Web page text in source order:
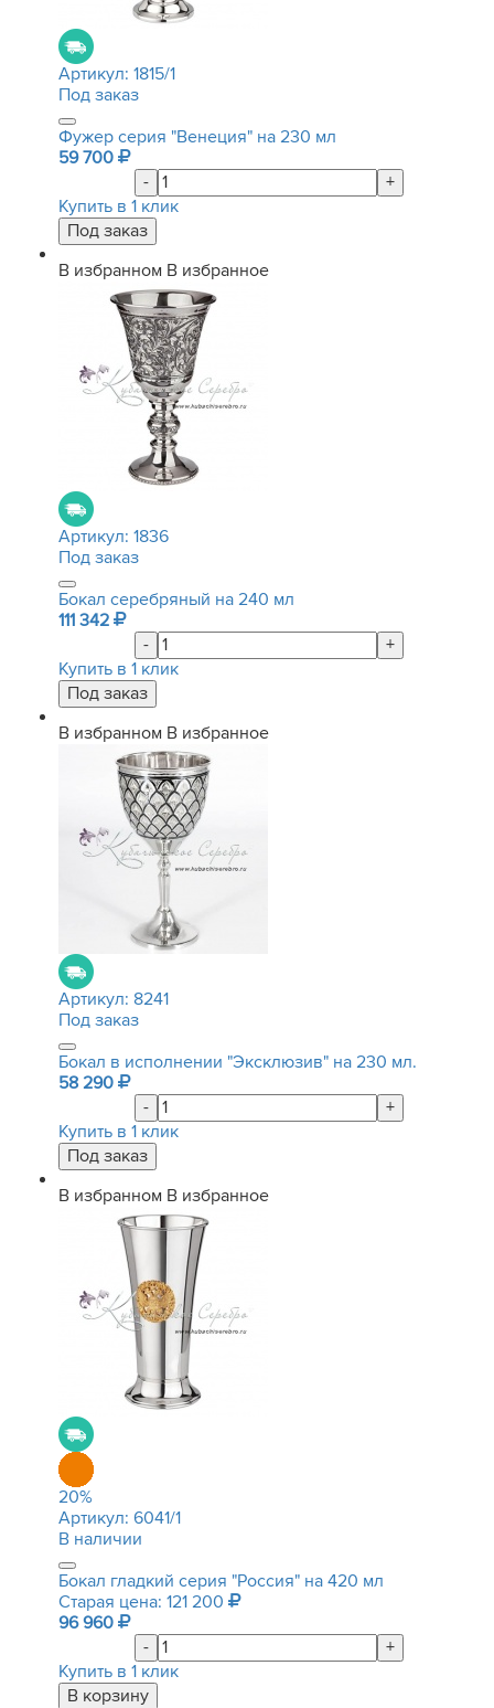
Артикул: 1815/1
Под заказ
Фужер серия "Венеция" на 230 мл
59 700
-
+
Купить в 1 клик
В избранном В избранное
Артикул: 1836
Под заказ
Бокал серебряный на 240 мл
111 342
-
+
Купить в 1 клик
В избранном В избранное
Артикул: 8241
Под заказ
Бокал в исполнении "Эксклюзив" на 230 мл.
58 290
-
+
Купить в 1 клик
В избранном В избранное
20%
Артикул: 6041/1
В наличии
Бокал гладкий серия "Россия" на 420 мл
Старая цена: 121 200
96 960
-
+
Купить в 1 клик